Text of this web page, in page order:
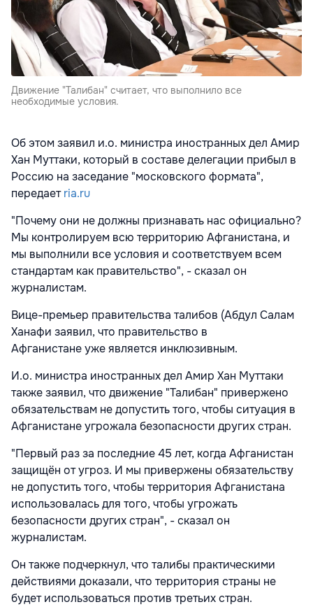
Движение "Талибан" считает, что выполнило все
необходимые условия.
Об этом заявил и.о. министра иностранных дел Амир
Хан Муттаки, который в составе делегации прибыл в
Россию на заседание "московского формата",
передаетria.ru
"Почему они не должны признавать нас официально?
Мы контролируем всю территорию Афганистана, и
мы выполнили все условия и соответствуем всем
стандартам как правительство", - сказал он
журналистам.
Вице-премьер правительства талибов (Абдул Салам
Ханафи заявил, что правительство в
Афганистанеуже является инклюзивным.
И.о. министра иностранных дел Амир Хан Муттаки
также заявил, что движение "Талибан" привержено
обязательствам не допустить того, чтобы ситуация в
Афганистанеугрожала безопасности других стран.
"Первый раз за последние 45 лет, когда Афганистан
защищён от угроз. И мы привержены обязательству
не допустить того, чтобы территория Афганистана
использовалась для того, чтобы угрожать
безопасности других стран", - сказал он
журналистам.
Он также подчеркнул, что талибы практическими
действиями доказали, что территория страны не
будет использоваться против третьих стран.